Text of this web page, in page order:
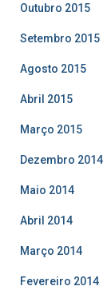
Outubro 2015
Setembro 2015
Agosto 2015
Abril 2015
Março 2015
Dezembro 2014
Maio 2014
Abril 2014
Março 2014
Fevereiro 2014